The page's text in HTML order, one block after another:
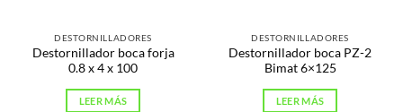
DESTORNILLADORES
Destornillador boca forja
0.8 x 4 x 100
LEER MÁS
DESTORNILLADORES
Destornillador boca PZ-2
Bimat 6×125
LEER MÁS